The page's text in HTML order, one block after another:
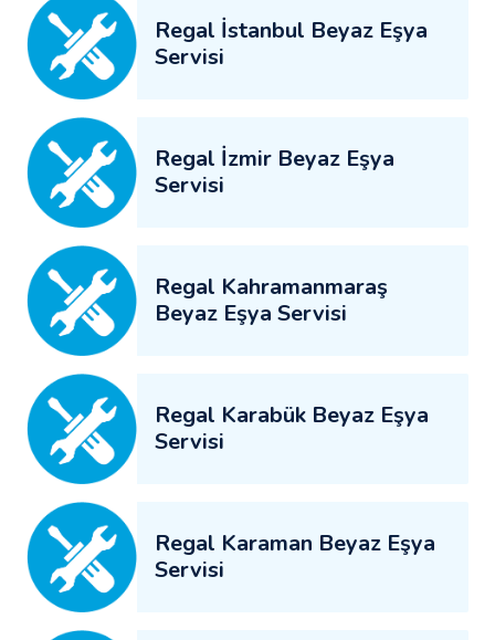
Regal İstanbul Beyaz Eşya
Servisi
Regal İzmir Beyaz Eşya
Servisi
Regal Kahramanmaraş
Beyaz Eşya Servisi
Regal Karabük Beyaz Eşya
Servisi
Regal Karaman Beyaz Eşya
Servisi